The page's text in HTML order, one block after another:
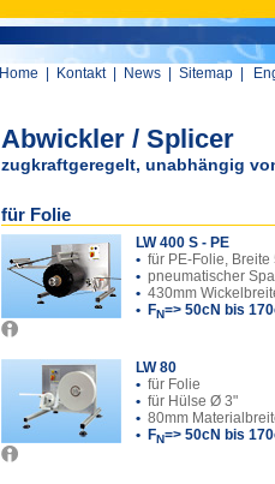
Home Kontakt News Sitemap
Abwickler / Splicer
zugkraftgeregelt, unabhängig
für Folie
LW 400 S - PE
• für PE-Folie, Breite
• pneumatischer
• 430mm
• FN=> 50cN bis
LW 80
• für Folie
• für Hülse Ø 3"
• 80mm
• FN=> 50cN bis